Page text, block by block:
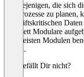
Für diejenigen, die sich
und Prozesse zu
geschäftskritischen
komplett Modulare
den meisten Modulen
führen.
Was gefällt Dir nicht?